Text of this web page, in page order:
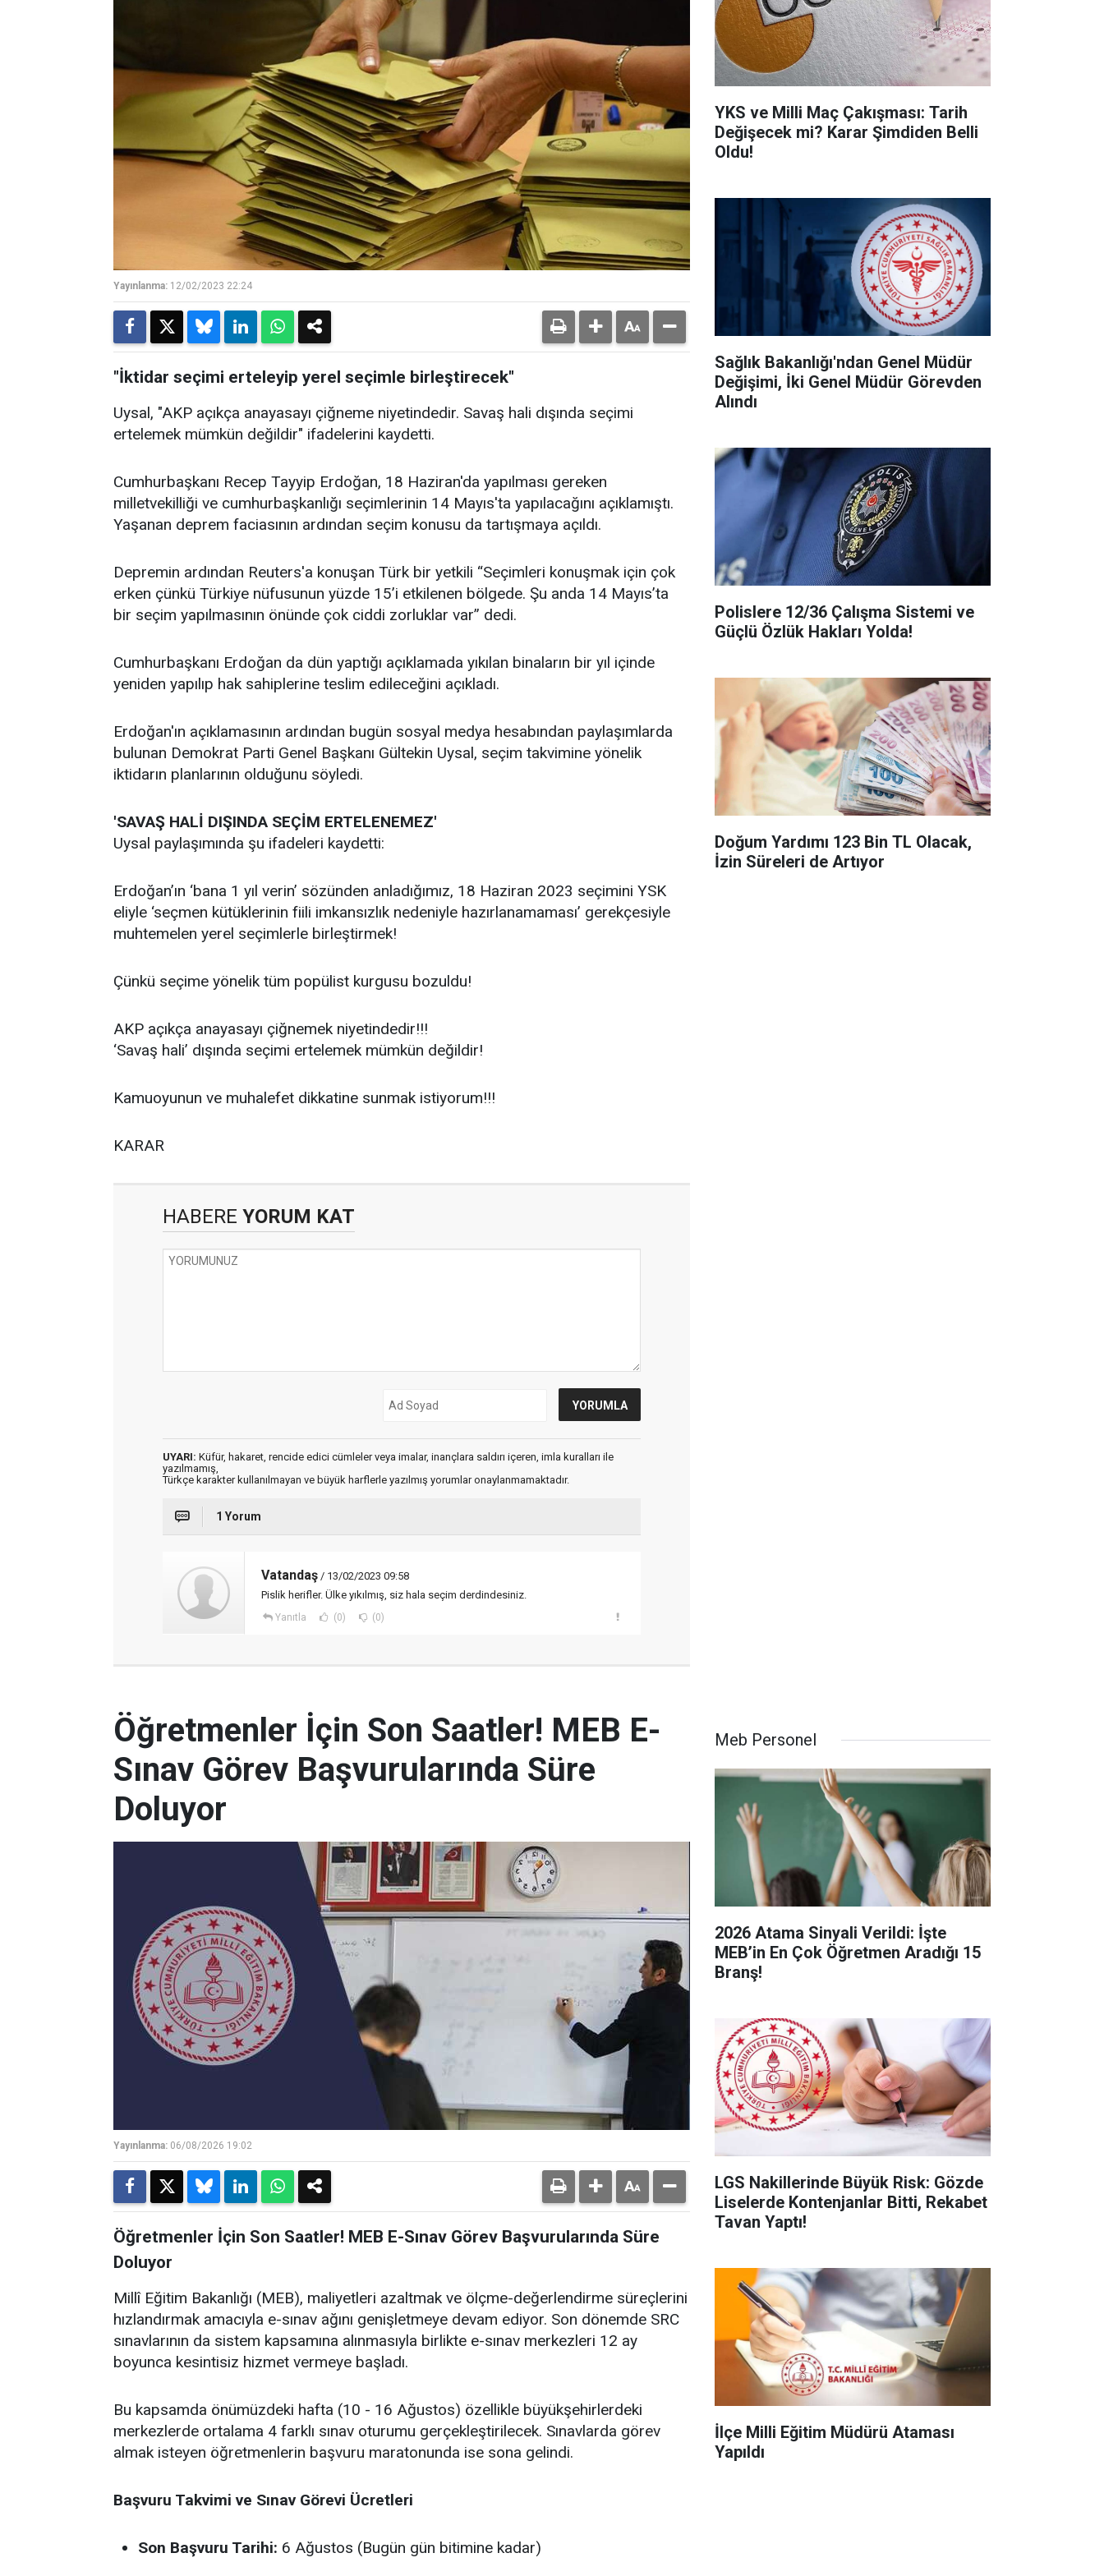
Yayınlanma: 12/02/2023 22:24
"İktidar seçimi erteleyip yerel seçimle birleştirecek"
Uysal, "AKP açıkça anayasayı çiğneme niyetindedir. Savaş hali dışında seçimi
ertelemek mümkün değildir" ifadelerini kaydetti.
Cumhurbaşkanı Recep Tayyip Erdoğan, 18 Haziran'da yapılması gereken
milletvekilliği ve cumhurbaşkanlığı seçimlerinin 14 Mayıs'ta yapılacağını açıklamıştı.
Yaşanan deprem faciasının ardından seçim konusu da tartışmaya açıldı.
Depremin ardından Reuters'a konuşan Türk bir yetkili “Seçimleri konuşmak için çok
erken çünkü Türkiye nüfusunun yüzde 15’i etkilenen bölgede. Şu anda 14 Mayıs’ta
bir seçim yapılmasının önünde çok ciddi zorluklar var” dedi.
Cumhurbaşkanı Erdoğan da dün yaptığı açıklamada yıkılan binaların bir yıl içinde
yeniden yapılıp hak sahiplerine teslim edileceğini açıkladı.
Erdoğan'ın açıklamasının ardından bugün sosyal medya hesabından paylaşımlarda
bulunan Demokrat Parti Genel Başkanı Gültekin Uysal, seçim takvimine yönelik
iktidarın planlarının olduğunu söyledi.
'SAVAŞ HALİ DIŞINDA SEÇİM ERTELENEMEZ'
Uysal paylaşımında şu ifadeleri kaydetti:
Erdoğan’ın ‘bana 1 yıl verin’ sözünden anladığımız, 18 Haziran 2023 seçimini YSK
eliyle ‘seçmen kütüklerinin fiili imkansızlık nedeniyle hazırlanamaması’ gerekçesiyle
muhtemelen yerel seçimlerle birleştirmek!
Çünkü seçime yönelik tüm popülist kurgusu bozuldu!
AKP açıkça anayasayı çiğnemek niyetindedir!!!
‘Savaş hali’ dışında seçimi ertelemek mümkün değildir!
Kamuoyunun ve muhalefet dikkatine sunmak istiyorum!!!
KARAR
HABERE YORUM KAT
UYARI: Küfür, hakaret, rencide edici cümleler veya imalar, inançlara saldırı içeren, imla kuralları ile
yazılmamış,
Türkçe karakter kullanılmayan ve büyük harflerle yazılmış yorumlar onaylanmamaktadır.
1 Yorum
Vatandaş / 13/02/2023 09:58
Pislik herifler. Ülke yıkılmış, siz hala seçim derdindesiniz.
Yanıtla (0) (0)
YKS ve Milli Maç Çakışması: Tarih
Değişecek mi? Karar Şimdiden Belli
Oldu!
Sağlık Bakanlığı'ndan Genel Müdür
Değişimi, İki Genel Müdür Görevden
Alındı
Polislere 12/36 Çalışma Sistemi ve
Güçlü Özlük Hakları Yolda!
Doğum Yardımı 123 Bin TL Olacak,
İzin Süreleri de Artıyor
Öğretmenler İçin Son Saatler! MEB E-
Sınav Görev Başvurularında Süre
Doluyor
Yayınlanma: 06/08/2026 19:02
Öğretmenler İçin Son Saatler! MEB E-Sınav Görev Başvurularında Süre
Doluyor
Millî Eğitim Bakanlığı (MEB), maliyetleri azaltmak ve ölçme-değerlendirme süreçlerini
hızlandırmak amacıyla e-sınav ağını genişletmeye devam ediyor. Son dönemde SRC
sınavlarının da sistem kapsamına alınmasıyla birlikte e-sınav merkezleri 12 ay
boyunca kesintisiz hizmet vermeye başladı.
Bu kapsamda önümüzdeki hafta (10 - 16 Ağustos) özellikle büyükşehirlerdeki
merkezlerde ortalama 4 farklı sınav oturumu gerçekleştirilecek. Sınavlarda görev
almak isteyen öğretmenlerin başvuru maratonunda ise sona gelindi.
Başvuru Takvimi ve Sınav Görevi Ücretleri
Son Başvuru Tarihi: 6 Ağustos (Bugün gün bitimine kadar)
Meb Personel
2026 Atama Sinyali Verildi: İşte
MEB’in En Çok Öğretmen Aradığı 15
Branş!
LGS Nakillerinde Büyük Risk: Gözde
Liselerde Kontenjanlar Bitti, Rekabet
Tavan Yaptı!
İlçe Milli Eğitim Müdürü Ataması
Yapıldı